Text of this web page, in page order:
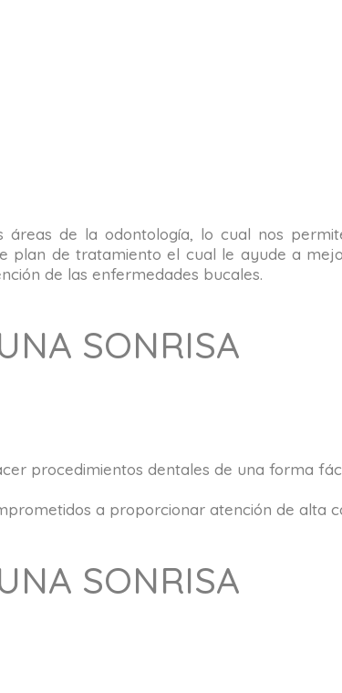
áreas de la odontología, lo cual nos
de tratamiento el cual le ayude a
de las enfermedades bucales.
SONRISA
procedimientos dentales de una forma
a proporcionar atención de alta
SONRISA